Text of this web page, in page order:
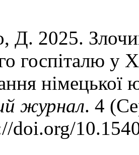
Д. 2025.
госпіталю у
німецької
журнал. 4
doi.org/